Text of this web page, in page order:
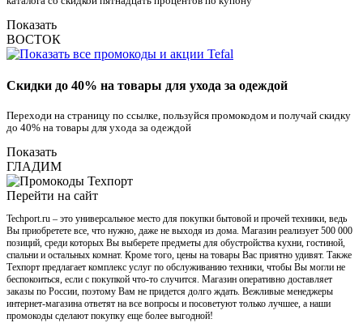
Показать
ВОСТОК
Скидки до 40% на товары для ухода за одеждой
Переходи на страницу по ссылке, пользуйся промокодом и получай скидку
до 40% на товары для ухода за одеждой
Показать
ГЛАДИМ
Перейти на сайт
Techport.ru – это универсальное место для покупки бытовой и прочей техники, ведь
Вы приобретете все, что нужно, даже не выходя из дома. Магазин реализует 500 000
позиций, среди которых Вы выберете предметы для обустройства кухни, гостиной,
спальни и остальных комнат. Кроме того, цены на товары Вас приятно удивят. Также
Техпорт предлагает комплекс услуг по обслуживанию техники, чтобы Вы могли не
беспокоиться, если с покупкой что-то случится. Магазин оперативно доставляет
заказы по России, поэтому Вам не придется долго ждать. Вежливые менеджеры
интернет-магазина ответят на все вопросы и посоветуют только лучшее, а наши
промокоды сделают покупку еще более выгодной!